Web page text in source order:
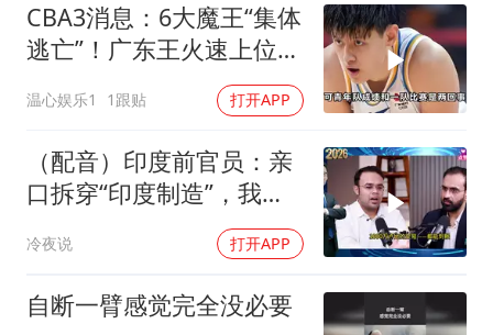
CBA3消息：6大魔王“集体
逃亡”！广东王火速上位，
温心娱乐1 1跟贴 打开APP
（配音）印度前官员：亲
口拆穿“印度制造”，我们
只有组装能力，算不上真
正的工业制造
冷夜说 打开APP
自断一臂感觉完全没必要